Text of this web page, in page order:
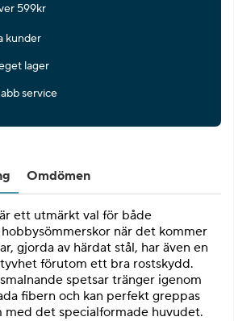
599kr
kunder
lager
service
Omdömen
ett utmärkt val för både
när det kommer
gjorda av härdat stål, har även en
förutom ett bra rostskydd.
spetsar tränger igenom
fibern och kan perfekt greppas
med det specialformade huvudet.